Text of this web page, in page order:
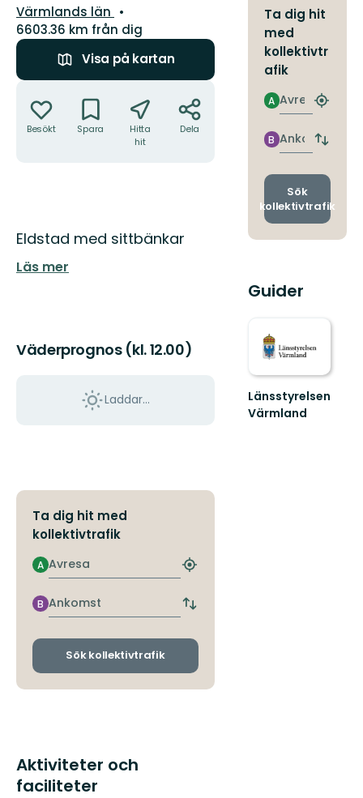
Län:
Värmlands län
6603.36 km från dig
Visa på kartan
Besökt Spara
Hitta
hit
Dela
Beskrivning
Eldstad med sittbänkar
Läs mer
Väderprognos (kl. 12.00)
Laddar...
Ta dig hit med
kollektivtrafik
Avresa
A
Hitta
hållplats
Ankomst
B
Byt
och
Sök kollektivtrafik
Aktiviteter och
faciliteter
Ta dig hit
med
kollektivtr
afik
Avresa
A
Hitta
Ankomst
B
Byt
och
Sök
kollektivtrafik
Guider
Länsstyrelsen
Värmland